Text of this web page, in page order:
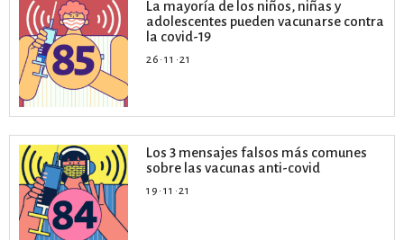
La mayoría de los niños, niñas y
adolescentes pueden vacunarse contra
la covid-19
26·11·21
Los 3 mensajes falsos más comunes
sobre las vacunas anti-covid
19·11·21